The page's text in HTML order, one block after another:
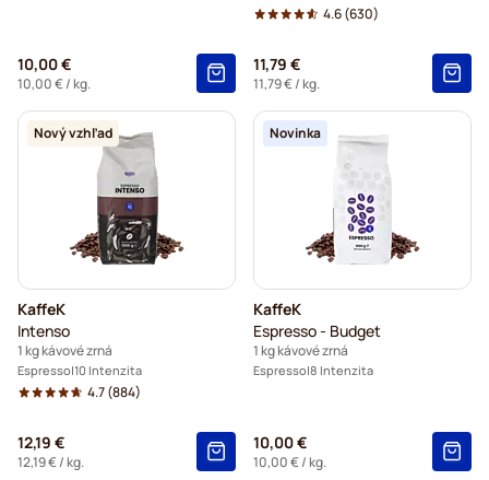
10,00 €
10,00 €/ kg.
4.6(630)
11,79 €
11,79 €/ kg.
Nový vzhľad
KaffeK
Intenso
1 kg kávové zrná
Espresso 10 Intenzita
4.7(884)
12,19 €
12,19 €/ kg.
Novinka
KaffeK
Espresso - Budget
1 kg kávové zrná
Espresso 8 Intenzita
10,00 €
10,00 €/ kg.
Delonghi – zrnkové kávy na espresso